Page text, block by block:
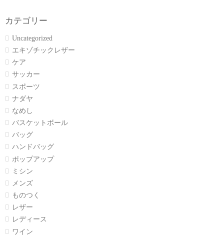
カテゴリー
Uncategorized
エキゾチックレザー
ケア
サッカー
スポーツ
ナダヤ
なめし
バスケットボール
バッグ
ハンドバッグ
ポップアップ
ミシン
メンズ
ものつく
レザー
レディース
ワイン